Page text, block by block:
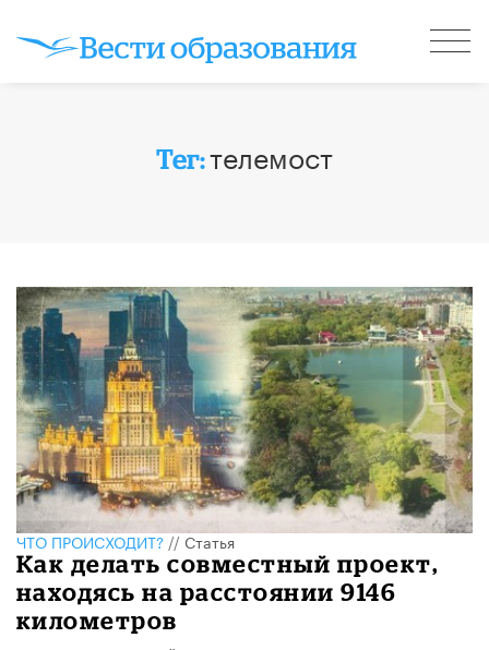
Тег:телемост
ЧТО ПРОИСХОДИТ?//Статья
Как делать совместный проект,
находясь на расстоянии 9146
километров